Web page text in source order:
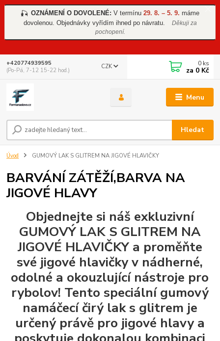
🎣 OZNÁMENÍ O DOVOLENÉ: V termínu 29. 8. – 5. 9. máme
dovolenou. Objednávky vyřídím ihned po návratu.
Děkuji za
pochopení.
Menu
CZK
Hledat
+420774939595
(Po-Pá, 7-12 15-22 hod.)
0 ks
za 0 Kč
Úvod GUMOVÝ LAK S GLITREM NA JIGOVÉ HLAVIČKY
BARVÁNÍ ZÁTĚŽÍ,BARVA NA
JIGOVÉ HLAVY
Objednejte si náš exkluzivní
GUMOVÝ LAK S GLITREM NA
JIGOVÉ HLAVIČKY a proměňte
své jigové hlavičky v nádherné,
odolné a okouzlující nástroje pro
rybolov! Tento speciální gumový
namáčecí čirý lak s glitrem je
určený právě pro jigové hlavy a